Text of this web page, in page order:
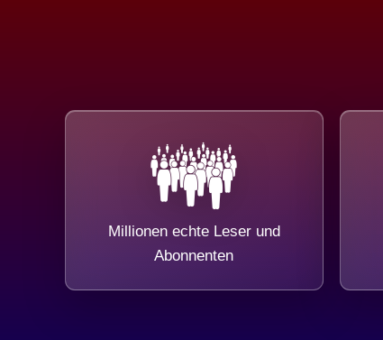
Millionen echte Leser und
Abonnenten